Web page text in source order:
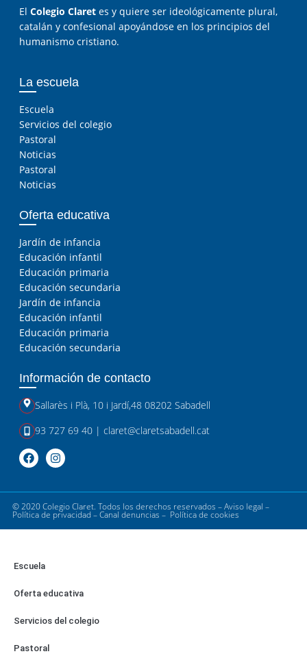
El Colegio Claretes y quiere ser ideológicamente plural,
catalán y confesional apoyándose en los principios del
humanismo cristiano.
La escuela
Escuela
Servicios del colegio
Pastoral
Noticias
Pastoral
Noticias
Oferta educativa
Jardín de infancia
Educación infantil
Educación primaria
Educación secundaria
Jardín de infancia
Educación infantil
Educación primaria
Educación secundaria
Información de contacto
Sallarès i Plà, 10i Jardí,48 08202 Sabadell
93 727 69 40| claret@claretsabadell.cat
© 2020 Colegio Claret. Todos los derechos reservados –Aviso legal –
Política de privacidad –Canal denuncias – Política de cookies
Escuela
Oferta educativa
Servicios del colegio
Pastoral